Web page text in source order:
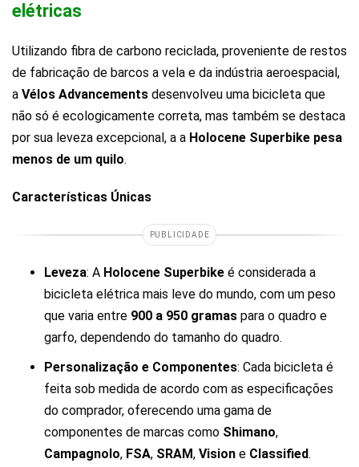
elétricas
Utilizando fibra de carbono reciclada, proveniente de restos
de fabricação de barcos a vela e da indústria aeroespacial,
a Vélos Advancements desenvolveu uma bicicleta que
não só é ecologicamente correta, mas também se destaca
por sua leveza excepcional, a a Holocene Superbike pesa
menos de um quilo.
Características Únicas
PUBLICIDADE
Leveza: A Holocene Superbike é considerada a
bicicleta elétrica mais leve do mundo, com um peso
que varia entre 900 a 950 gramas para o quadro e
garfo, dependendo do tamanho do quadro.
Personalização e Componentes: Cada bicicleta é
feita sob medida de acordo com as especificações
do comprador, oferecendo uma gama de
componentes de marcas como Shimano,
Campagnolo, FSA, SRAM, Vision e Classified.